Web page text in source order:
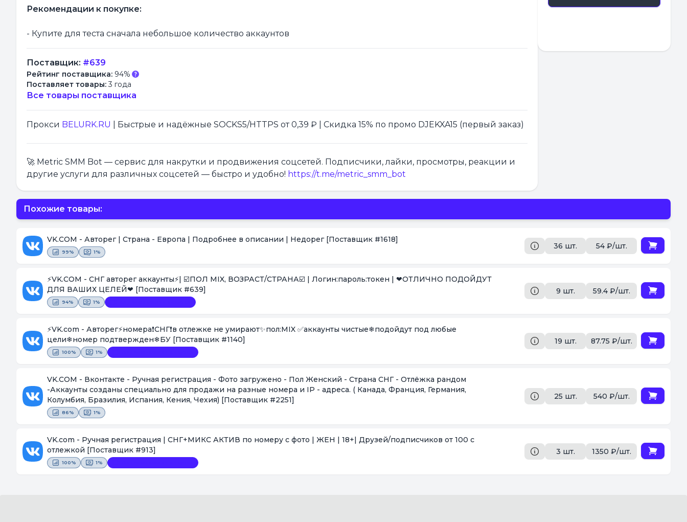
Рекомендации к покупке:
- Купите для теста сначала небольшое количество аккаунтов
Поставщик: #639
Рейтинг поставщика: 94%
Поставляет товары:3 года
Все товары поставщика
Прокси BELURK.RU | Быстрые и надёжные SOCKS5/HTTPS от 0,39 ₽ | Скидка 15% по промо DJEKXA15 (первый заказ)
🚀 Metric SMM Bot — сервис для накрутки и продвижения соцсетей. Подписчики, лайки, просмотры, реакции и
другие услуги для различных соцсетей — быстро и удобно! https://t.me/metric_smm_bot
Похожие товары:
VK.COM - Авторег | Страна - Европа | Подробнее в описании | Недорег [Поставщик #1618]
99% 1%
36 шт. 54 ₽/шт.
⚡️VK.COM - СНГ авторег аккаунты⚡️| ☑️ПОЛ MIX, ВОЗРАСТ/СТРАНА☑️ | Логин:пароль:токен | ❤ОТЛИЧНО ПОДОЙДУТ
ДЛЯ ВАШИХ ЦЕЛЕЙ❤ [Поставщик #639]
94% 1%
9 шт. 59.4 ₽/шт.
⚡VK.com - Авторег⚡номера❗СНГ❗в отлежке не умирают✨пол:MIX ✅аккаунты чистые❄подойдут под любые
цели❄номер подтвержден❄БУ [Поставщик #1140]
100% 1%
19 шт. 87.75 ₽/шт.
VK.COM - Вконтакте - Ручная регистрация - Фото загружено - Пол Женский - Страна СНГ - Отлёжка рандом
-Аккаунты созданы специально для продажи на разные номера и IP - адреса. ( Канада, Франция, Германия,
Колумбия, Бразилия, Испания, Кения, Чехия) [Поставщик #2251]
86% 1%
25 шт. 540 ₽/шт.
VK.com - Ручная регистрация | СНГ+МИКС АКТИВ по номеру с фото | ЖЕН | 18+| Друзей/подписчиков от 100 с
отлежкой [Поставщик #913]
100% 1%
3 шт. 1350 ₽/шт.